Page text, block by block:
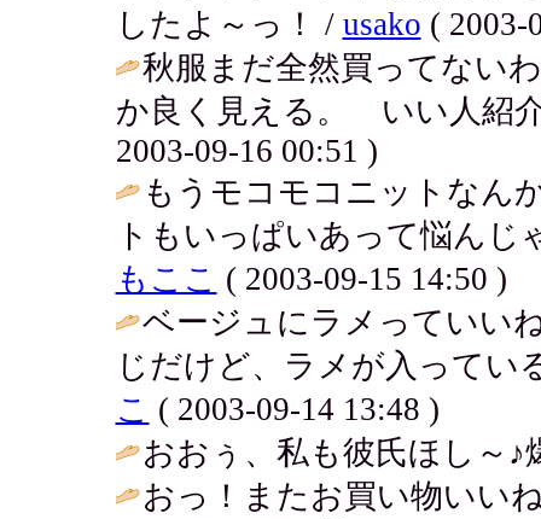
したよ～っ！ / usako ( 2003-
秋服まだ全然買ってない
か良く見える。 いい人紹
2003-09-16 00:51 )
もうモコモコニットなん
トもいっぱいあって悩ん
もここ ( 2003-09-15 14:50 )
ベージュにラメっていい
じだけど、ラメが入ってい
こ ( 2003-09-14 13:48 )
おおぅ、私も彼氏ほし～♪
おっ！またお買い物いい